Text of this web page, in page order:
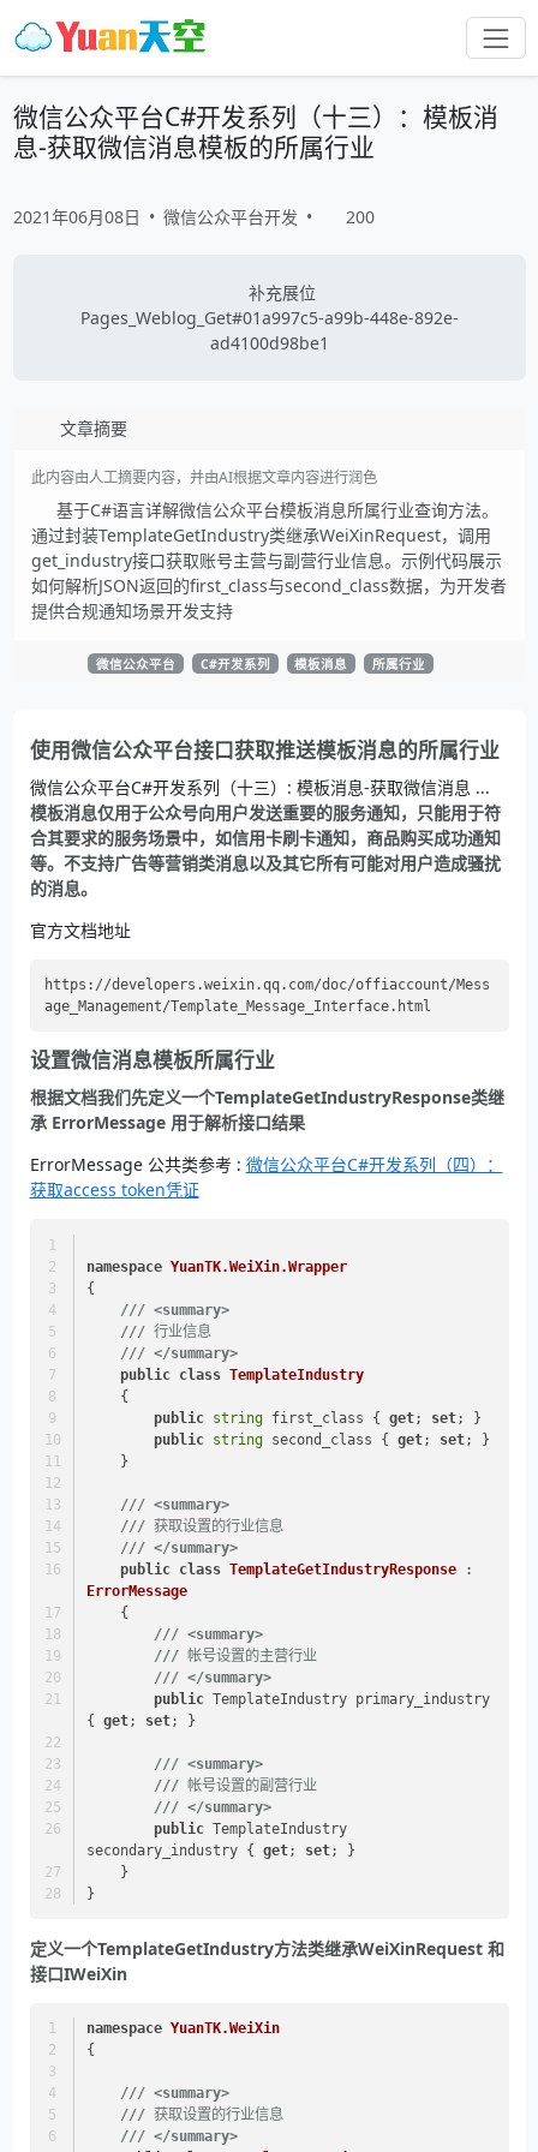
微信公众平台C#开发系列（十三）：模板消
息-获取微信消息模板的所属行业
2021年06月08日 • 微信公众平台开发 • 200
补充展位
Pages_Weblog_Get#01a997c5-a99b-448e-892e-
ad4100d98be1
文章摘要
此内容由人工摘要内容，并由AI根据文章内容进行润色
基于C#语言详解微信公众平台模板消息所属行业查询方法。
通过封装TemplateGetIndustry类继承WeiXinRequest，调用
get_industry接口获取账号主营与副营行业信息。示例代码展示
如何解析JSON返回的first_class与second_class数据，为开发者
提供合规通知场景开发支持
微信公众平台 C#开发系列 模板消息 所属行业
使用微信公众平台接口获取推送模板消息的所属行业
微信公众平台C#开发系列（十三）: 模板消息-获取微信消息 ...
模板消息仅用于公众号向用户发送重要的服务通知，只能用于符
合其要求的服务场景中，如信用卡刷卡通知，商品购买成功通知
等。不支持广告等营销类消息以及其它所有可能对用户造成骚扰
的消息。
官方文档地址
https://developers.weixin.qq.com/doc/offiaccount/Mess
设置微信消息模板所属行业
根据文档我们先定义一个TemplateGetIndustryResponse类继
承 ErrorMessage 用于解析接口结果
ErrorMessage 公共类参考 : 微信公众平台C#开发系列（四）：
获取access token凭证
namespace YuanTK.WeiXin.Wrapper
{
/// <summary>
/// 行业信息
/// </summary>
public class TemplateIndustry
    {
public string first_class { get; set; }
public string second_class { get; set; }
    }
/// <summary>
/// 获取设置的行业信息
/// </summary>
public class TemplateGetIndustryResponse
ErrorMessage
    {
/// <summary>
/// 帐号设置的主营行业
/// </summary>
public TemplateIndustry primary_industry
{ get; set; }
/// <summary>
/// 帐号设置的副营行业
/// </summary>
public TemplateIndustry
secondary_industry { get; set; }
    }
}
定义一个TemplateGetIndustry方法类继承WeiXinRequest 和
接口IWeiXin
namespace YuanTK.WeiXin
{
/// <summary>
/// 获取设置的行业信息
/// </summary>